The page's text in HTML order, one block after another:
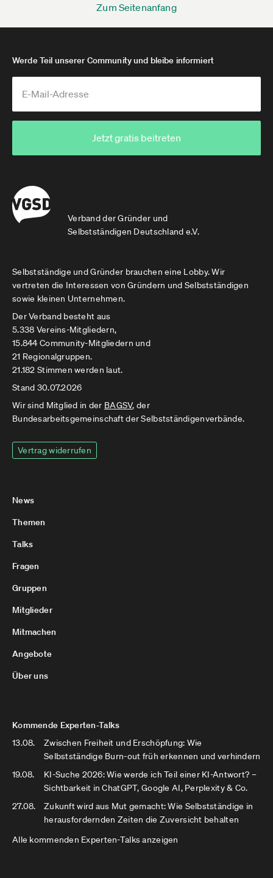
Zum Seitenanfang
Verband der Gründer und
Selbstständigen Deutschland e.V.
Werde Teil unserer Community und bleibe informiert
Jetzt gratis beitreten
Selbstständige und Gründer brauchen eine Lobby. Wir
vertreten die Interessen von Gründern und Selbstständigen
sowie kleinen Unternehmen.
Der Verband besteht aus
5.338 Vereins-Mitgliedern,
15.844 Community-Mitgliedern und
21 Regionalgruppen.
21.182 Stimmen werden laut.
Stand 30.07.2026
Wir sind Mitglied in der BAGSV, der
Bundesarbeitsgemeinschaft der Selbstständigenverbände.
Vertrag widerrufen
News
Themen
Talks
Fragen
Gruppen
Mitglieder
Mitmachen
Angebote
Über uns
Kommende Experten-Talks
13.08.
Zwischen Freiheit und Erschöpfung: Wie
Selbstständige Burn-out früh erkennen und verhindern
19.08.
KI-Suche 2026: Wie werde ich Teil einer KI-Antwort? –
Sichtbarkeit in ChatGPT, Google AI, Perplexity & Co.
27.08.
Zukunft wird aus Mut gemacht: Wie Selbstständige in
herausfordernden Zeiten die Zuversicht behalten
Alle kommenden Experten-Talks anzeigen